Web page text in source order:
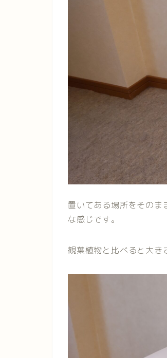
置いてある場所をその
な感じです。
観葉植物と比べると大き